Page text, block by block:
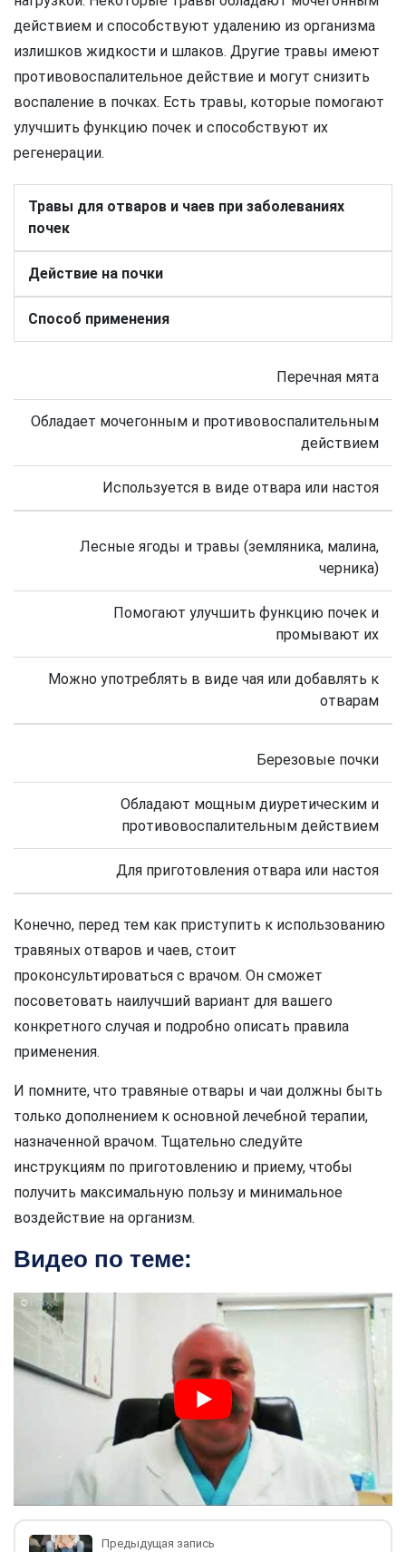
действием и способствуют удалению из организма
излишков жидкости и шлаков. Другие травы имеют
противовоспалительное действие и могут снизить
воспаление в почках. Есть травы, которые помогают
улучшить функцию почек и способствуют их
регенерации.
Травы для отваров и чаев при заболеваниях
почек
Действие на почки
Способ применения
Перечная мята
Обладает мочегонным и противовоспалительным
действием
Используется в виде отвара или настоя
Лесные ягоды и травы (земляника, малина,
черника)
Помогают улучшить функцию почек и
промывают их
Можно употреблять в виде чая или добавлять к
отварам
Березовые почки
Обладают мощным диуретическим и
противовоспалительным действием
Для приготовления отвара или настоя
Конечно, перед тем как приступить к использованию
травяных отваров и чаев, стоит
проконсультироваться с врачом. Он сможет
посоветовать наилучший вариант для вашего
конкретного случая и подробно описать правила
применения.
И помните, что травяные отвары и чаи должны быть
только дополнением к основной лечебной терапии,
назначенной врачом. Тщательно следуйте
инструкциям по приготовлению и приему, чтобы
получить максимальную пользу и минимальное
воздействие на организм.
Видео по теме:
Предыдущая запись